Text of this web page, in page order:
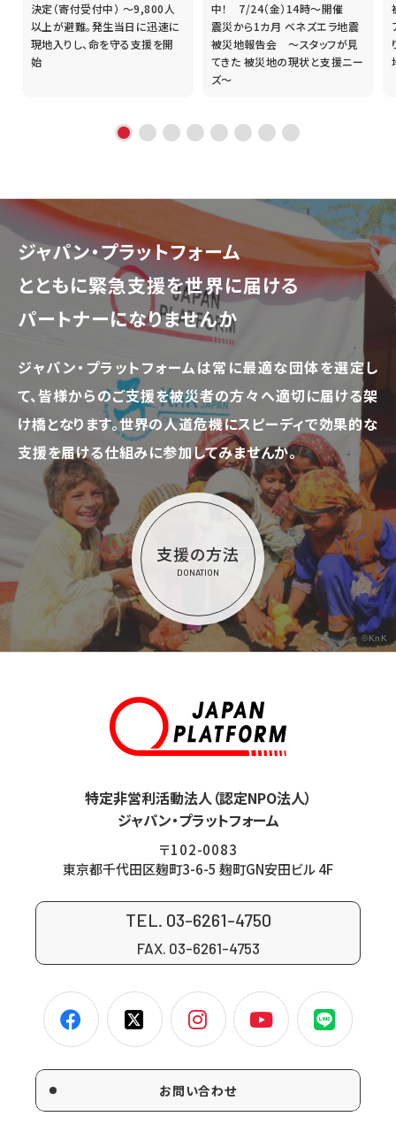
決定（寄付受付中） ～9,800人
以上が避難。発生当日に迅速に
現地入りし、命を守る支援を開
始
中！ 7/24（金）14時～開催
震災から1カ月 ベネズエラ地震
被災地報告会 ～スタッフが見
てきた 被災地の現状と支援ニー
ズ～
ジャパン・プラットフォーム
とともに緊急支援を世界に届ける
パートナーになりませんか
ジャパン・プラットフォームは常に最適な団体を選定し
て、皆様からのご支援を被災者の方々へ適切に届ける架
け橋となります。世界の人道危機にスピーディで効果的な
支援を届ける仕組みに参加してみませんか。
支援の方法
DONATION
©KnK
特定非営利活動法人（認定NPO法人）
ジャパン・プラットフォーム
〒102-0083
東京都千代田区麹町3-6-5 麹町GN安田ビル 4F
TEL. 03-6261-4750
FAX. 03-6261-4753
お問い合わせ